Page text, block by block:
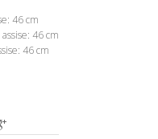
46 cm
46 cm
46 cm